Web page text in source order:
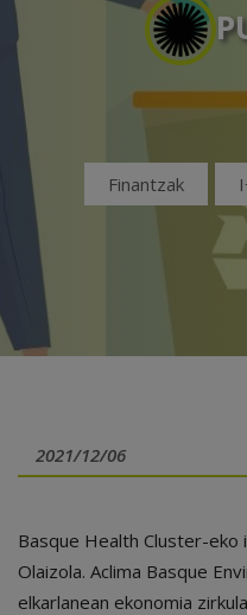
Finantzak
2021/12/06
Basque Health Cluster-eko
Olaizola. Aclima Basque
elkarlanean ekonomia